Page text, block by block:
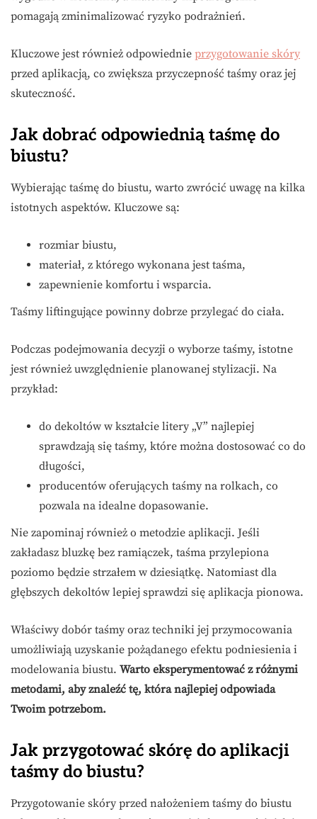
pomagają zminimalizować ryzyko podrażnień.
Kluczowe jest również odpowiednie przygotowanie skóry
przed aplikacją, co zwiększa przyczepność taśmy oraz jej
skuteczność.
Jak dobrać odpowiednią taśmę do
biustu?
Wybierając taśmę do biustu, warto zwrócić uwagę na kilka
istotnych aspektów. Kluczowe są:
rozmiar biustu,
materiał, z którego wykonana jest taśma,
zapewnienie komfortu i wsparcia.
Taśmy liftingujące powinny dobrze przylegać do ciała.
Podczas podejmowania decyzji o wyborze taśmy, istotne
jest również uwzględnienie planowanej stylizacji. Na
przykład:
do dekoltów w kształcie litery „V” najlepiej
sprawdzają się taśmy, które można dostosować co do
długości,
producentów oferujących taśmy na rolkach, co
pozwala na idealne dopasowanie.
Nie zapominaj również o metodzie aplikacji. Jeśli
zakładasz bluzkę bez ramiączek, taśma przylepiona
poziomo będzie strzałem w dziesiątkę. Natomiast dla
głębszych dekoltów lepiej sprawdzi się aplikacja pionowa.
Właściwy dobór taśmy oraz techniki jej przymocowania
umożliwiają uzyskanie pożądanego efektu podniesienia i
modelowania biustu. Warto eksperymentować z różnymi
metodami, aby znaleźć tę, która najlepiej odpowiada
Twoim potrzebom.
Jak przygotować skórę do aplikacji
taśmy do biustu?
Przygotowanie skóry przed nałożeniem taśmy do biustu